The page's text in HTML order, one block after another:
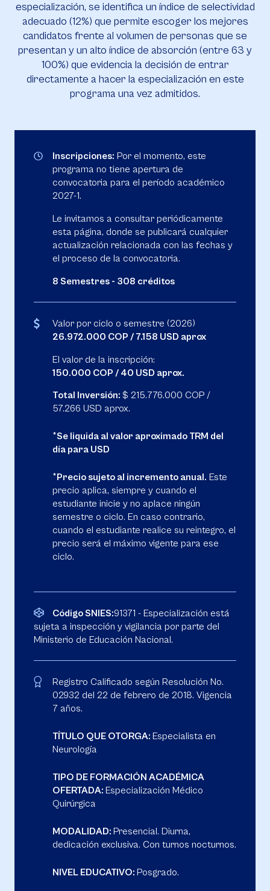
especialización, se identifica un índice de selectividad
adecuado (12%) que permite escoger los mejores
candidatos frente al volumen de personas que se
presentan y un alto índice de absorción (entre 63 y
100%) que evidencia la decisión de entrar
directamente a hacer la especialización en este
programa una vez admitidos.
Inscripciones: Por el momento, este
programa no tiene apertura de
convocatoria para el período académico
2027-1.
Le invitamos a consultar periódicamente
esta página, donde se publicará cualquier
actualización relacionada con las fechas y
el proceso de la convocatoria.
8 Semestres - 308 créditos
Valor por ciclo o semestre (2026)
26.972.000 COP / 7.158 USD aprox
El valor de la inscripción:
150.000 COP / 40 USD aprox.
Total Inversión: $ 215.776.000 COP /
57.266 USD aprox.
*Se liquida al valor aproximado TRM del
día para USD
*Precio sujeto al incremento anual. Este
precio aplica, siempre y cuando el
estudiante inicie y no aplace ningún
semestre o ciclo. En caso contrario,
cuando el estudiante realice su reintegro, el
precio será el máximo vigente para ese
ciclo.
Código SNIES:91371 - Especialización está
sujeta a inspección y vigilancia por parte del
Ministerio de Educación Nacional.
Registro Calificado según Resolución No.
02932 del 22 de febrero de 2018. Vigencia
7 años.
TÍTULO QUE OTORGA: Especialista en
Neurología
TIPO DE FORMACIÓN ACADÉMICA
OFERTADA: Especialización Médico
Quirúrgica
MODALIDAD: Presencial. Diurna,
dedicación exclusiva. Con turnos nocturnos.
NIVEL EDUCATIVO: Posgrado.